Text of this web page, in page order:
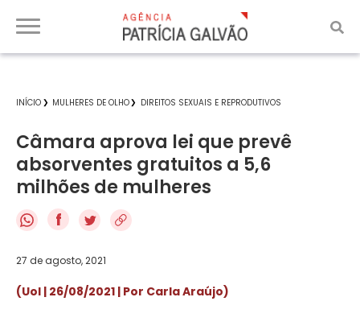
INÍCIO MULHERES DE OLHO DIREITOS SEXUAIS E REPRODUTIVOS
Câmara aprova lei que prevê
absorventes gratuitos a 5,6
milhões de mulheres
f
27 de agosto, 2021
(Uol | 26/08/2021 | Por Carla Araújo)